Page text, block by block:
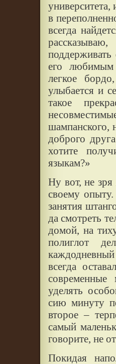
в
всегда
поддерживать
его любимым
легкое
улыбается и
такое
шампанского,
доброго
хотите
языкам?»
Ну вот, не
своему
занятия
да смотреть
домой, на
полиглот
всегда
уделять
сию минуту
второе –
самый
говорите, не
Покидая